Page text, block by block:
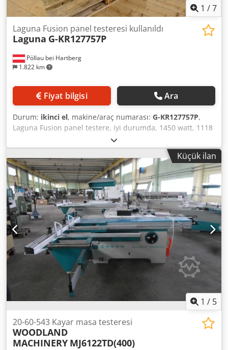
1 /7
Pöllau bei Hartberg
1.822 km
Laguna Fusion panel testeresi kullanıldı
Laguna G-KR127757P
Fiyat bilgisi Ara
Durum: ikinci el, makine/araç numarası: G-KR127757P,
Laguna Fusion panel testere, iyi durumda, 1450 watt, 1118
mm masa uzunluğu, 792 mm masa genişliği, 79 mm kesme
yüksekliği, 3800 rpm, 110 kg Crjdpfx Aqsvw Ec Tolsf Fiyat
değişiklikleri saklıdır, hatalar, baskı ve dizgi hataları
saklıdır
Küçük ilan
1 / 5
20-60-543 Kayar masa testeresi
WOODLAND
MACHINERY MJ6122TD(400)